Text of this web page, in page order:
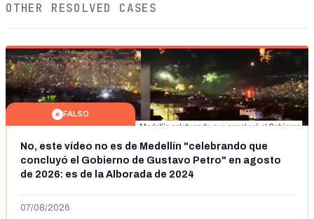
OTHER RESOLVED CASES
FALSO
No, este vídeo no es de Medellín "celebrando que
concluyó el Gobierno de Gustavo Petro" en agosto
de 2026: es de la Alborada de 2024
07/08/2026